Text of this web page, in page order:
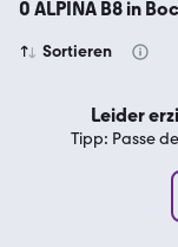
0 ALPINA B8 in
Sortieren
Leider
Tipp: Passe